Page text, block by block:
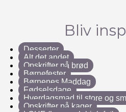
Bliv
Desserter
Alt det andet
Opskrifter på brød
Børnefester
Børnenes Maddag
Fødselsdage
Hverdagsmad til store og
Opskrifter på kager